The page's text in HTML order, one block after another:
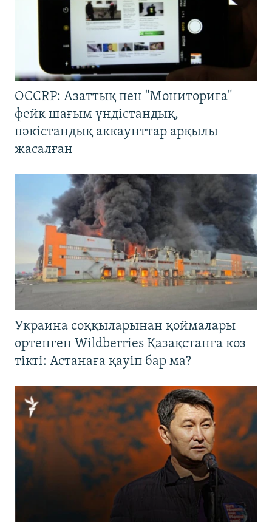
OCCRP: Азаттық пен "Мониториға"
фейк шағым үндістандық,
пәкістандық аккаунттар арқылы
жасалған
Украина соққыларынан қоймалары
өртенген Wildberries Қазақстанға көз
тікті: Астанаға қауіп бар ма?